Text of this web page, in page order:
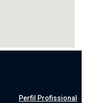
Perfil Profissional